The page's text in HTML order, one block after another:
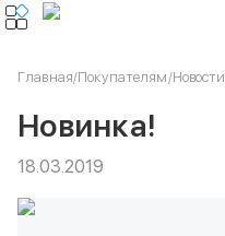
Главная/Покупателям/Новости
Новинка!
18.03.2019